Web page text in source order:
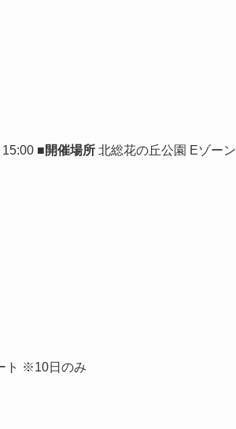
■開催場所 北総花の丘公園 Eゾーン
ト ※10日のみ